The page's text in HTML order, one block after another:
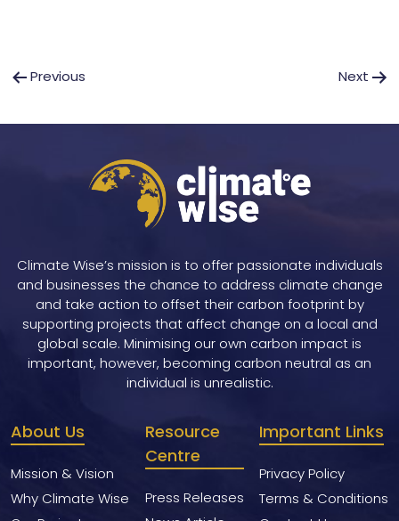
PostPrevious Next
Climate Wise’s mission is to offer passionate individuals
and businesses the chance to address climate change
and take action to offset their carbon footprint by
supporting projects that affect change on a local and
global scale. Minimising our own carbon impact is
important, however, becoming carbon neutral as an
individual is unrealistic.
About Us
Mission & Vision
Why Climate Wise
Resource
Centre
Press Releases
Important Links
Privacy Policy
Terms & Conditions